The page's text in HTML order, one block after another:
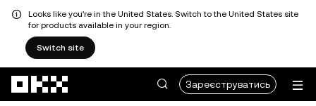
Looks like you're in the United States. Switch to the United States site
for products available in your region.
Switch site
Зареєструватись